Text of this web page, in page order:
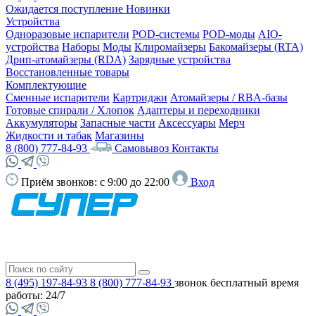
Ожидается поступление Новинки
Устройства
Одноразовые испарители POD-системы POD-моды AIO-
устройства Наборы Моды Клиромайзеры Бакомайзеры (RTA)
Дрип-атомайзеры (RDA) Зарядные устройства
Восстановленные товары
Комплектующие
Сменные испарители Картриджи Атомайзеры / RBA-базы
Готовые спирали / Хлопок Адаптеры и переходники
Аккумуляторы Запасные части Аксессуары Мерч
Жидкости и табак Магазины
8 (800) 777-84-93
Самовывоз Контакты
Приём звонков: с 9:00 до 22:00 Вход
8 (495) 197-84-93 8 (800) 777-84-93 звонок бесплатный время
работы: 24/7